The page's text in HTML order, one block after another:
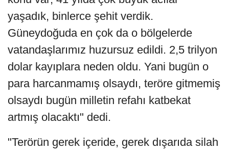
yaşadık, binlerce şehit verdik.
Güneydoğuda en çok da o bölgelerde
vatandaşlarımız huzursuz edildi. 2,5 trilyon
dolar kayıplara neden oldu. Yani bugün o
para harcanmamış olsaydı, teröre gitmemiş
olsaydı bugün milletin refahı katbekat
artmış olacaktı" dedi.
"Terörün gerek içeride, gerek dışarıda silah